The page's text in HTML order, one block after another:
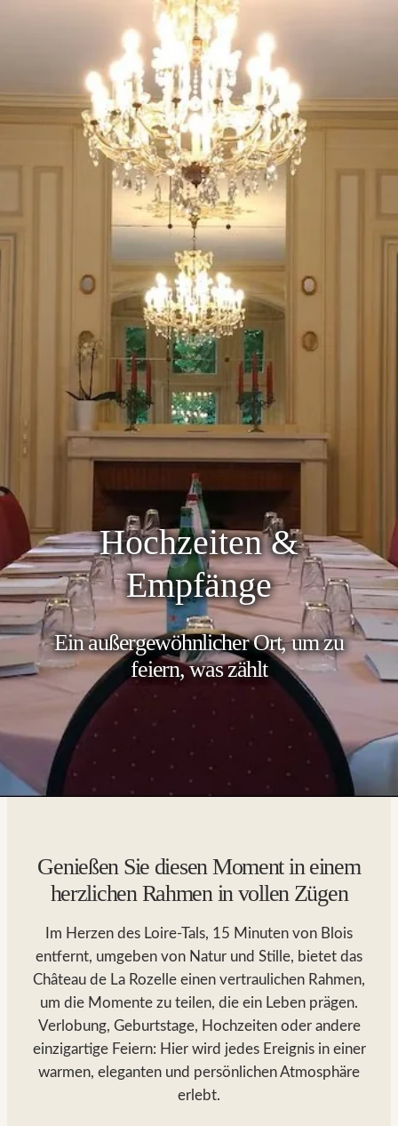
Hochzeiten &
Empfänge
Ein außergewöhnlicher Ort, um zu
feiern, was zählt
Genießen Sie diesen Moment in einem
herzlichen Rahmen in vollen Zügen
Im Herzen des Loire-Tals, 15 Minuten von Blois
entfernt, umgeben von Natur und Stille, bietet das
Château de La Rozelle einen vertraulichen Rahmen,
um die Momente zu teilen, die ein Leben prägen.
Verlobung, Geburtstage, Hochzeiten oder andere
einzigartige Feiern: Hier wird jedes Ereignis in einer
warmen, eleganten und persönlichen Atmosphäre
erlebt.